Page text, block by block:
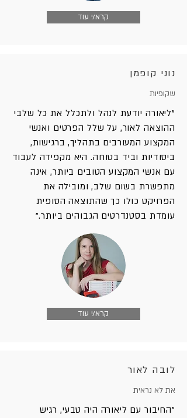
קרא/י עוד
נוני קופמן
שקופיות
"ליאורה יודעת לנהל ולתכלל את כל שלבי
ההוצאה לאור, על שלל הפרטים ואנשי
המקצוע המעורבים בתהליך, ברגישות,
ביסודיות וביד בטוחה. היא מקפידה לעבוד
עם אנשי המקצוע הטובים ביותר, אינה
מתפשרת בשום שלב, ומובילה את
הפרויקט כולו כך שהתוצאה הסופית
עומדת בסטנדרטים הגבוהים ביותר."
קרא/י עוד
לובה לאור
את לא נראית
"החיבור עם ליאורה היה טבעי, רגיש